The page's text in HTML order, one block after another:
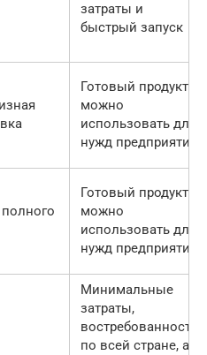
затраты и
быстрый запуск
Готовый продукт
можно
использовать для
нужд предприятия
Готовый продукт
можно
использовать для
нужд предприятия
Минимальные
затраты,
востребованность
по всей стране, а